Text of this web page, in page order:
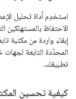
استخدِم أداة تحليل
الاحتفاظ
إبقاء واردة من مكتبة
المحدّدة التابعة
تطبيقك.
كيفية تحسين